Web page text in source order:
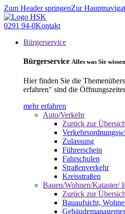
Zum Header springenZur
0291 94-0Kontakt
Bürgerservice
Bürgerservice Alles was Sie
Hier finden Sie die
erfahren" sind die
mehr erfahren
Auto/Verkehr
Zurück zur
Zulassung
Führerschein
Fahrschulen
Straßenverkehr
Kreisstraßen
Bauen/Wohnen/Kataster/
Zurück zur
Bauaufsicht,